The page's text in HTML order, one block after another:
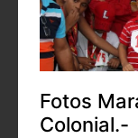
Fotos
Colonial.-